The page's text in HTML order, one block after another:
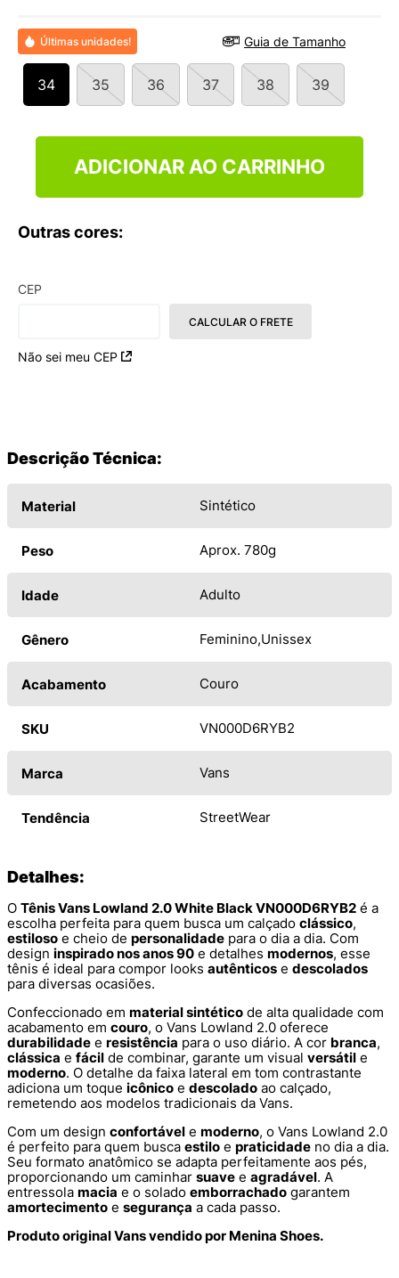
Últimas unidades! Guia de Tamanho
34 35 36 37 38 39
ADICIONAR AO CARRINHO
Outras cores:
CEP
Não sei meu CEP
CALCULAR O FRETE
Descrição Técnica:
Material Sintético
Peso Aprox. 780g
Idade Adulto
Gênero Feminino Unissex
Acabamento Couro
SKU VN000D6RYB2
Marca Vans
Tendência StreetWear
Detalhes:
O Tênis Vans Lowland 2.0 White Black VN000D6RYB2 é a
escolha perfeita para quem busca um calçado clássico,
estiloso e cheio de personalidade para o dia a dia. Com
design inspirado nos anos 90 e detalhes modernos, esse
tênis é ideal para compor looks autênticos e descolados
para diversas ocasiões.
Confeccionado em material sintético de alta qualidade com
acabamento em couro, o Vans Lowland 2.0 oferece
durabilidade e resistência para o uso diário. A cor branca,
clássica e fácil de combinar, garante um visual versátil e
moderno. O detalhe da faixa lateral em tom contrastante
adiciona um toque icônico e descolado ao calçado,
remetendo aos modelos tradicionais da Vans.
Com um design confortável e moderno, o Vans Lowland 2.0
é perfeito para quem busca estilo e praticidade no dia a dia.
Seu formato anatômico se adapta perfeitamente aos pés,
proporcionando um caminhar suave e agradável. A
entressola macia e o solado emborrachado garantem
amortecimento e segurança a cada passo.
Produto original Vans vendido por Menina Shoes.
10º VANS TÊNIS VANS ULTRARANGE